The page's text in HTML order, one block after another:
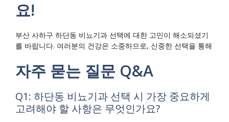
요!
부산 사하구 하단동 비뇨기과 선택에 대한 고민이 해소되셨기
를 바랍니다. 여러분의 건강은 소중하므로, 신중한 선택을 통해
자주 묻는 질문 Q&A
Q1: 하단동 비뇨기과 선택 시 가장 중요하게
고려해야 할 사항은 무엇인가요?